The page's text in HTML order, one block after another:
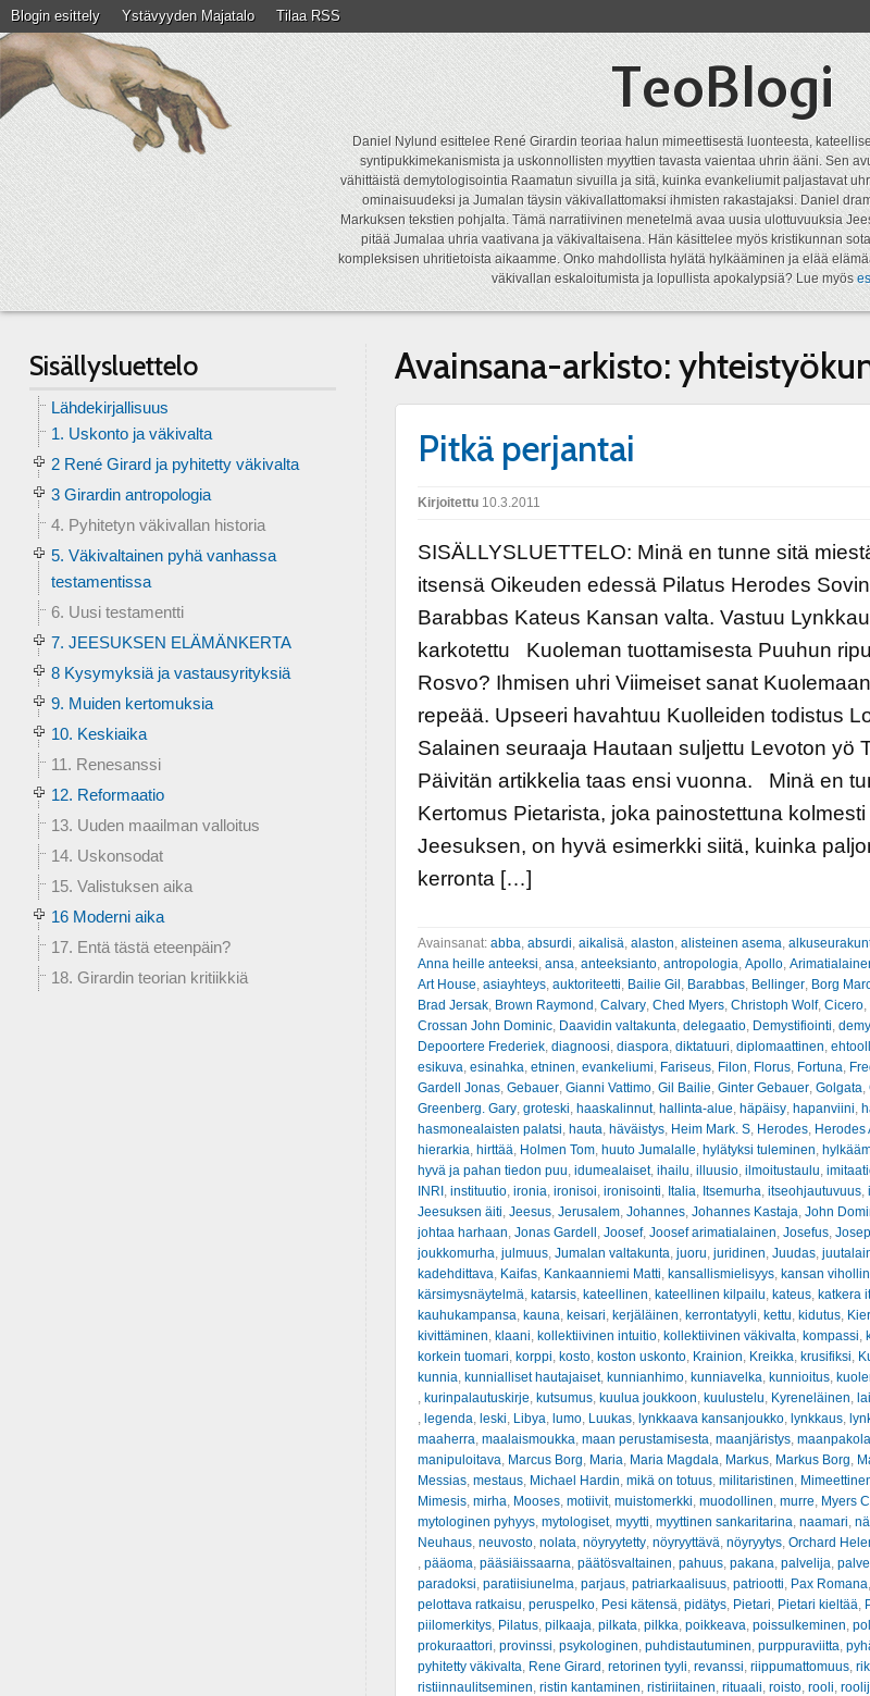
Blogin esittely Ystävyyden Majatalo Tilaa RSS
TeoBlogi
Daniel Nylund esittelee René Girardin teoriaa halun mimeettisestä luonteesta,
syntipukkimekanismista ja uskonnollisten myyttien tavasta vaientaa uhrin ääni. Sen
vähittäistä demytologisointia Raamatun sivuilla ja sitä, kuinka evankeliumit paljastavat
ominaisuudeksi ja Jumalan täysin väkivallattomaksi ihmisten rakastajaksi. Daniel
Markuksen tekstien pohjalta. Tämä narratiivinen menetelmä avaa uusia ulottuvuuksia
pitää Jumalaa uhria vaativana ja väkivaltaisena. Hän käsittelee myös kristikunnan
kompleksisen uhritietoista aikaamme. Onko mahdollista hylätä hylkääminen ja elää
väkivallan eskaloitumista ja lopullista apokalypsiä? Lue myös
Avainsana-arkisto:
Pitkä perjantai
Kirjoitettu10.3.2011
SISÄLLYSLUETTELO: Minä en tunne sitä
itsensä Oikeuden edessä Pilatus Herodes
Barabbas Kateus Kansan valta. Vastuu
karkotettu Kuoleman tuottamisesta Puuhun
Rosvo? Ihmisen uhri Viimeiset sanat
repeää. Upseeri havahtuu Kuolleiden todistus
Salainen seuraaja Hautaan suljettu Levoton yö
Päivitän artikkelia taas ensi vuonna. Minä en
Kertomus Pietarista, joka painostettuna kolmesti
Jeesuksen, on hyvä esimerkki siitä, kuinka
kerronta […]
Avainsanat: abba absurdi aikalisä alaston alisteinen asema
Anna heille anteeksi ansa anteeksianto, antropologia Apollo,
Art House asiayhteys, auktoriteetti Bailie Gil Barabbas, Bellinger, Borg
Brad Jersak, Brown Raymond Calvary, Ched Myers, Christoph Wolf, Cicero,
Crossan John Dominic, Daavidin valtakunta delegaatio, Demystifiointi
Depoortere Frederiek, diagnoosi diaspora diktatuuri diplomaattinen
esikuva esinahka etninen evankeliumi Fariseus, Filon Florus, Fortuna
Gardell Jonas, Gebauer, Gianni Vattimo, Gil Bailie Ginter Gebauer, Golgata
Greenberg. Gary, groteski haaskalinnut, hallinta-alue häpäisy, hapanviini
hasmonealaisten palatsi hauta häväistys, Heim Mark. S, Herodes, Herodes
hierarkia hirttää Holmen Tom, huuto Jumalalle hylätyksi tuleminen
hyvä ja pahan tiedon puu idumealaiset, ihailu illuusio, ilmoitustaulu
INRI, instituutio, ironia ironisoi ironisointi Italia Itsemurha itseohjautuvuus,
Jeesuksen äiti Jeesus, Jerusalem, Johannes, Johannes Kastaja John
johtaa harhaan Jonas Gardell Joosef, Joosef arimatialainen Josefus,
joukkomurha julmuus, Jumalan valtakunta juoru juridinen Juudas,
kadehdittava Kaifas, Kankaanniemi Matti kansallismielisyys, kansan
kärsimysnäytelmä katarsis, kateellinen kateellinen kilpailu kateus, katkera
kauhukampansa kauna keisari kerjäläinen kerrontatyyli kettu kidutus,
kivittäminen klaani kollektiivinen intuitio, kollektiivinen väkivalta kompassi
korkein tuomari korppi kosto, koston uskonto, Krainion Kreikka krusifiksi
kunnia kunnialliset hautajaiset, kunnianhimo, kunniavelka kunnioitus,
kurinpalautuskirje kutsumus, kuulua joukkoon kuulustelu Kyreneläinen
legenda leski Libya lumo, Luukas, lynkkaava kansanjoukko, lynkkaus,
maaherra maalaismoukka maan perustamisesta maanjäristys,
manipuloitava Marcus Borg Maria Maria Magdala Markus, Markus Borg
Messias, mestaus, Michael Hardin mikä on totuus, militaristinen
Mimesis, mirha Mooses, motiivit, muistomerkki muodollinen murre Myers
mytologinen pyhyys, mytologiset, myytti myyttinen sankaritarina naamari
Neuhaus, neuvosto, nolata nöyryytetty, nöyryyttävä nöyryytys, Orchard
pääoma pääsiäissaarna päätösvaltainen pahuus, pakana palvelija
paradoksi paratiisiunelma parjaus, patriarkaalisuus, patriootti Pax Romana
pelottava ratkaisu peruspelko, Pesi kätensä pidätys, Pietari Pietari kieltää
piilomerkitys, Pilatus, pilkaaja pilkata pilkka poikkeava poissulkeminen
prokuraattori provinssi psykologinen puhdistautuminen purppuraviitta
pyhitetty väkivalta Rene Girard retorinen tyyli revanssi riippumattomuus,
ristiinnaulitseminen ristin kantaminen ristiriitainen rituaali roisto, rooli
Sisällysluettelo
Lähdekirjallisuus
1. Uskonto ja väkivalta
2 René Girard ja pyhitetty väkivalta
3 Girardin antropologia
4. Pyhitetyn väkivallan historia
5. Väkivaltainen pyhä vanhassa
testamentissa
6. Uusi testamentti
7. JEESUKSEN ELÄMÄNKERTA
8 Kysymyksiä ja vastausyrityksiä
9. Muiden kertomuksia
10. Keskiaika
11. Renesanssi
12. Reformaatio
13. Uuden maailman valloitus
14. Uskonsodat
15. Valistuksen aika
16 Moderni aika
17. Entä tästä eteenpäin?
18. Girardin teorian kritiikkiä